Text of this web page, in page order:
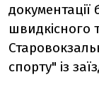
документації
швидкісного
спорту" із